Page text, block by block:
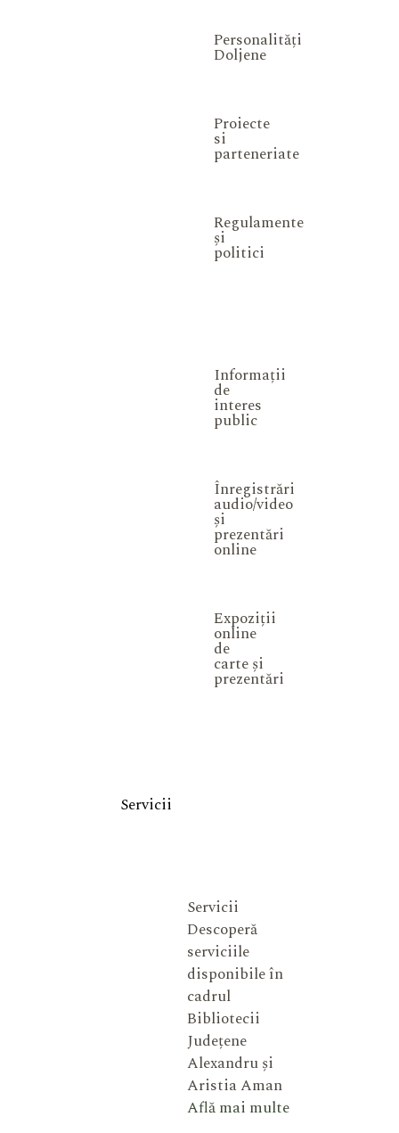
Personalități
Doljene
Proiecte
si
parteneriate
Regulamente
și
politici
Informații
de
interes
public
Înregistrări
audio/video
și
prezentări
online
Expoziții
online
de
carte și
prezentări
Servicii
Servicii
Descoperă
serviciile
disponibile în
cadrul
Bibliotecii
Județene
Alexandru și
Aristia Aman
Află mai multe